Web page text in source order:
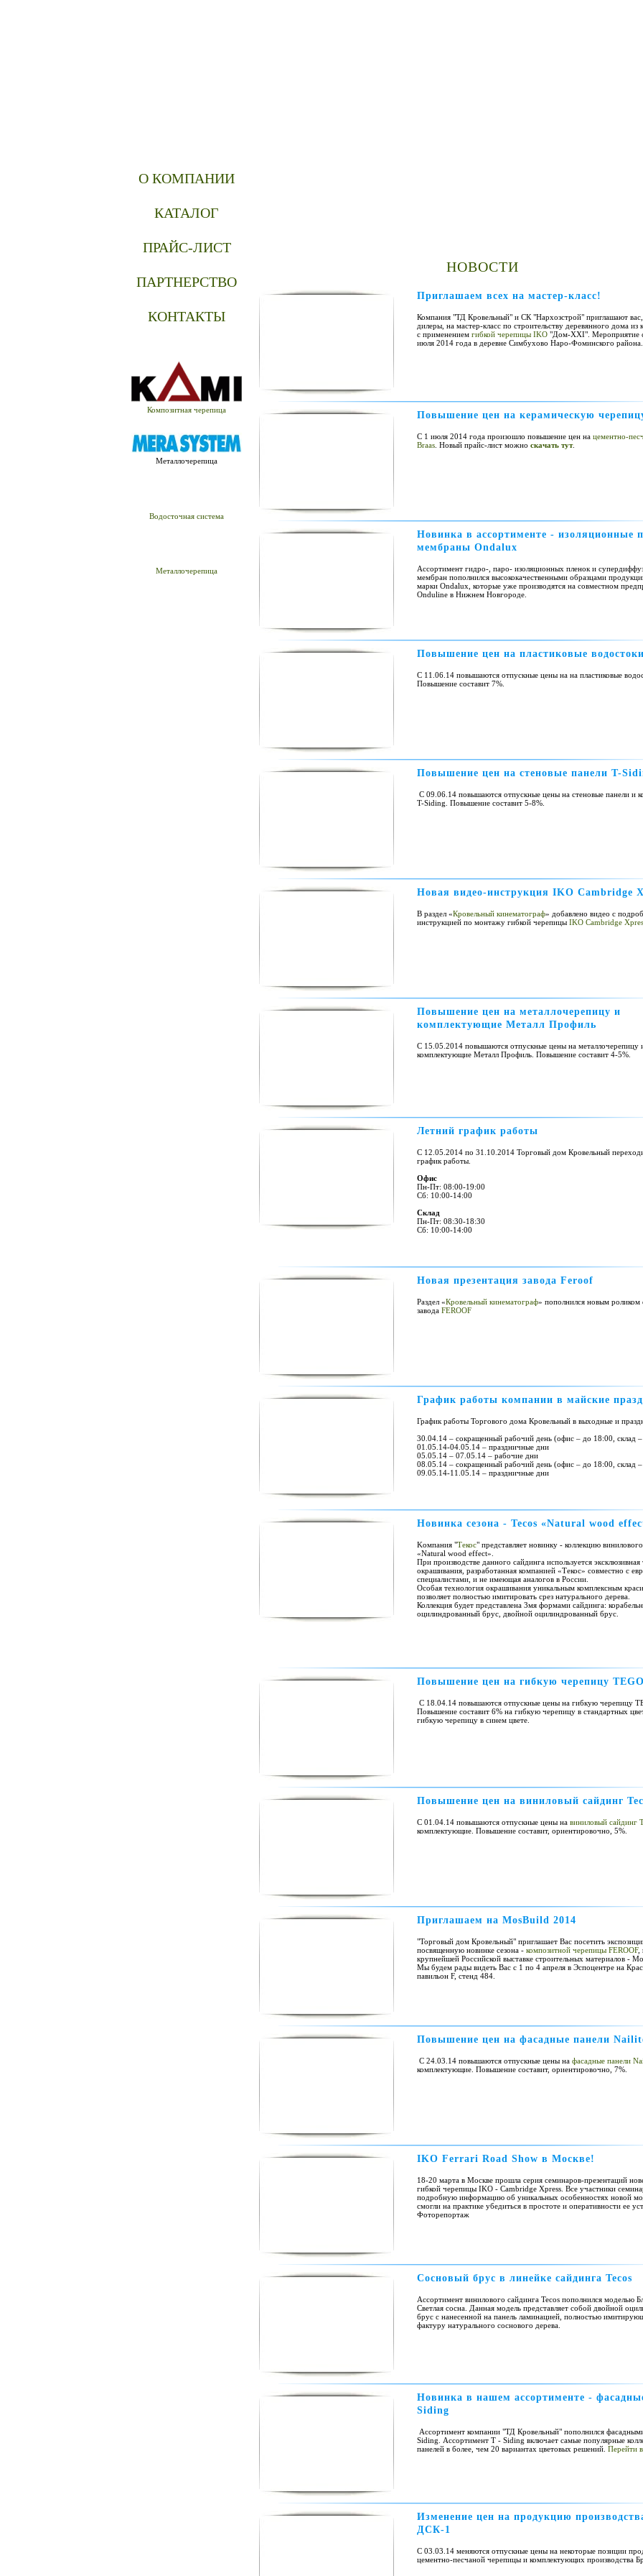
О КОМПАНИИ
КАТАЛОГ
ПРАЙС-ЛИСТ
ПАРТНЕРСТВО
КОНТАКТЫ
Композитная черепица
Металлочерепица
Водосточная система
Металлочерепица
НОВОСТИ
Приглашаем всех на мастер-класс!
Компания "ТД Кровельный" и СК "Нархозстрой" приглашают
дилеры, на мастер-класс по строительству деревянного дома из
с применением гибкой черепицы IKO "Дом-ХХI". Мероприятие
июля 2014 года в деревне Симбухово Наро-Фоминского района.
Повышение цен на керамическую
С 1 июля 2014 года произошло повышение цен на цементно-
Braas . Новый прайс-лист можно скачать тут.
Новинка в ассортименте - изоляционные
мембраны Ondalux
Ассортимент гидро-, паро- изоляционных пленок и
мембран пополнился высококачественными образцами
марки Ondalux, которые уже производятся на совместном
Onduline в Нижнем Новгороде.
Повышение цен на пластиковые
С 11.06.14 повышаются отпускные цены на на пластиковые
Повышение составит 7%.
Повышение цен на стеновые панели T-
С 09.06.14 повышаются отпускные цены на стеновые панели и
T-Siding. Повышение составит 5-8%.
Новая видео-инструкция IKO Cambridge
В раздел «Кровельный кинематограф» добавлено видео с
инструкцией по монтажу гибкой черепицы IKO Cambridge
Повышение цен на металлочерепицу и
комплектующие Металл Профиль
С 15.05.2014 повышаются отпускные цены на металлочерепицу
комплектующие Металл Профиль. Повышение составит 4-5%.
Летний график работы
С 12.05.2014 по 31.10.2014 Торговый дом Кровельный
график работы.
Офис
Пн-Пт: 08:00-19:00
Сб: 10:00-14:00
Склад
Пн-Пт: 08:30-18:30
Сб: 10:00-14:00
Новая презентация завода Feroof
Раздел «Кровельный кинематограф» пополнился новым роликом
завода FEROOF
График работы компании в майские
График работы Торгового дома Кровельный в выходные и
30.04.14 – сокращенный рабочий день (офис – до 18:00, склад
01.05.14-04.05.14 – праздничные дни
05.05.14 – 07.05.14 – рабочие дни
08.05.14 – сокращенный рабочий день (офис – до 18:00, склад
09.05.14-11.05.14 – праздничные дни
Новинка сезона - Tecos «Natural wood
Kомпания "Текос" представляет новинку - коллекцию
«Natural wood effect».
При производстве данного сайдинга используется эксклюзивная
окрашивания, разработанная компанией «Текос» совместно с
специалистами, и не имеющая аналогов в России.
Особая технология окрашивания уникальным комплексным
позволяет полностью имитировать срез натурального дерева.
Коллекция будет представлена 3мя формами сайдинга:
оцилиндрованный брус, двойной оцилиндрованный брус.
Повышение цен на гибкую черепицу
С 18.04.14 повышаются отпускные цены на гибкую черепицу
Повышение составит 6% на гибкую черепицу в стандартных
гибкую черепицу в синем цвете.
Повышение цен на виниловый сайдинг
С 01.04.14 повышаются отпускные цены на виниловый сайдинг
комплектующие. Повышение составит, ориентировочно, 5%.
Приглашаем на MosBuild 2014
"Торговый дом Кровельный" приглашает Вас посетить
посвященную новинке сезона - композитной черепицы FEROOF,
крупнейшей Российской выставке строительных материалов -
Мы будем рады видеть Вас c 1 по 4 апреля в Эспоцентре на
павильон F, стенд 484.
Повышение цен на фасадные панели
С 24.03.14 повышаются отпускные цены на фасадные панели
комплектующие. Повышение составит, ориентировочно, 7%.
IKO Ferrari Road Show в Москве!
18-20 марта в Москве прошла серия семинаров-презентаций
гибкой черепицы IKO - Cambridge Xpress. Все участники
подробную информацию об уникальных особенностях новой
смогли на практике убедиться в простоте и оперативности ее
Фоторепортаж
Сосновый брус в линейке сайдинга Tecos
Ассортимент винилового сайдинга Tecos пополнился моделью
Светлая сосна. Данная модель представляет собой двойной
брус с нанесенной на панель ламинацией, полностью
фактуру натурального соснового дерева.
Новинка в нашем ассортименте -
Siding
Ассортимент компании "ТД Кровельный" пополнился
Siding. Ассортимент T - Siding включает самые популярные
панелей в более, чем 20 вариантах цветовых решений. Перейти в
Изменение цен на продукцию
ДСК-1
С 03.03.14 меняются отпускные цены на некоторые позиции
цементно-песчаной черепицы и комплектующих производства